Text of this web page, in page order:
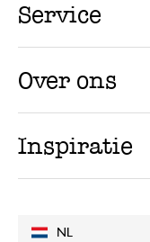
NL
Service
Over ons
Inspiratie